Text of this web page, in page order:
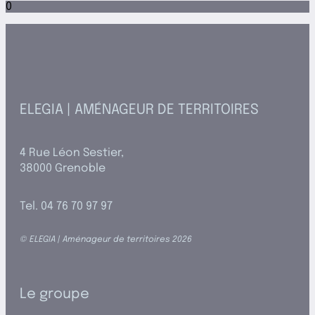
0
ELEGIA | AMÉNAGEUR DE TERRITOIRES
4 Rue Léon Sestier,
38000 Grenoble
Tel. 04 76 70 97 97
© ELEGIA | Aménageur de territoires 2026
Le groupe